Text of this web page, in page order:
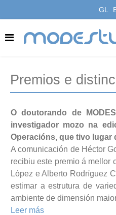
GL
Premios e
O doutorando de
investigador mozo na
Operacións, que tivo lugar
A comunicación de Héctor
recibiu este premio á mellor
López e Alberto Rodríguez
estimar a estrutura de
ambiente de dimensión
Leer más